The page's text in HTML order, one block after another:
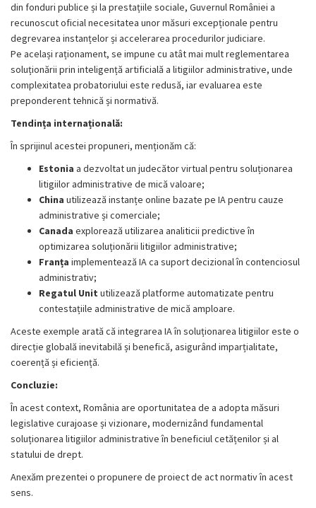
din fonduri publice și la prestațiile sociale, Guvernul României a
recunoscut oficial necesitatea unor măsuri excepționale pentru
degrevarea instanțelor și accelerarea procedurilor judiciare.
Pe același raționament, se impune cu atât mai mult reglementarea
soluționării prin inteligență artificială a litigiilor administrative, unde
complexitatea probatoriului este redusă, iar evaluarea este
preponderent tehnică și normativă.
Tendința internațională:
În sprijinul acestei propuneri, menționăm că:
Estonia a dezvoltat un judecător virtual pentru soluționarea
litigiilor administrative de mică valoare;
China utilizează instanțe online bazate pe IA pentru cauze
administrative și comerciale;
Canada explorează utilizarea analiticii predictive în
optimizarea soluționării litigiilor administrative;
Franța implementează IA ca suport decizional în contenciosul
administrativ;
Regatul Unit utilizează platforme automatizate pentru
contestațiile administrative de mică amploare.
Aceste exemple arată că integrarea IA în soluționarea litigiilor este o
direcție globală inevitabilă și benefică, asigurând imparțialitate,
coerență și eficiență.
Concluzie:
În acest context, România are oportunitatea de a adopta măsuri
legislative curajoase și vizionare, modernizând fundamental
soluționarea litigiilor administrative în beneficiul cetățenilor și al
statului de drept.
Anexăm prezentei o propunere de proiect de act normativ în acest
sens.